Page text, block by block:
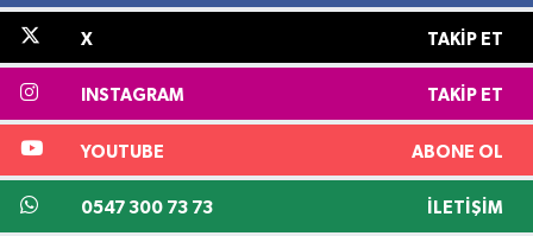
X TAKIP ET
INSTAGRAM TAKIP ET
YOUTUBE ABONE OL
0547 300 73 73 İLETIŞIM